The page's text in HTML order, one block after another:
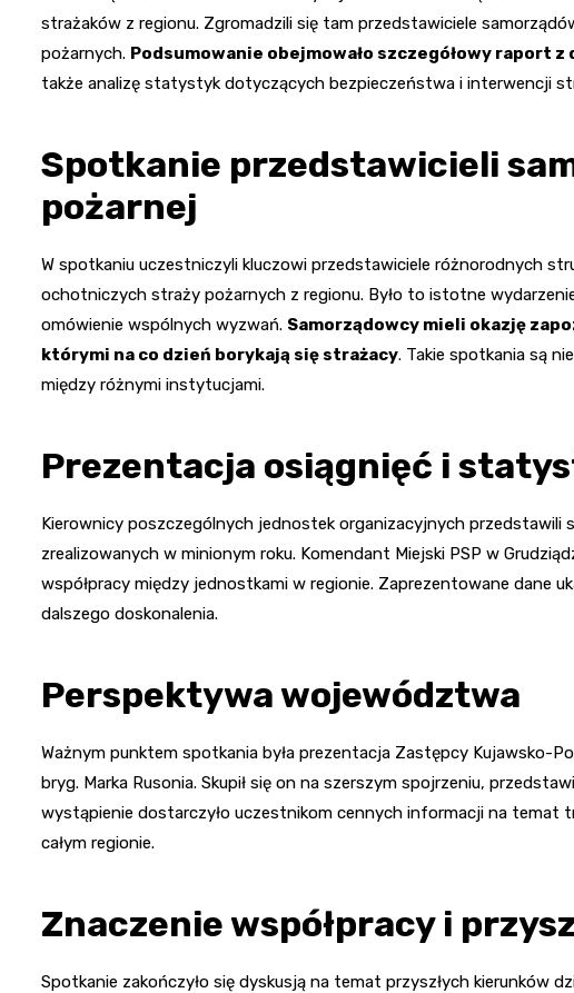
strażaków z regionu. Zgromadzili się tam przedstawiciele
pożarnych. Podsumowanie obejmowało szczegółowy raport
także analizę statystyk dotyczących bezpieczeństwa i interwencji
Spotkanie przedstawicieli
pożarnej
W spotkaniu uczestniczyli kluczowi przedstawiciele różnorodnych
ochotniczych straży pożarnych z regionu. Było to istotne
omówienie wspólnych wyzwań. Samorządowcy mieli okazję
którymi na co dzień borykają się strażacy. Takie spotkania są
między różnymi instytucjami.
Prezentacja osiągnięć i
Kierownicy poszczególnych jednostek organizacyjnych przedstawili
zrealizowanych w minionym roku. Komendant Miejski PSP w
współpracy między jednostkami w regionie. Zaprezentowane dane
dalszego doskonalenia.
Perspektywa województwa
Ważnym punktem spotkania była prezentacja Zastępcy Kujawsko-
bryg. Marka Rusonia. Skupił się on na szerszym spojrzeniu,
wystąpienie dostarczyło uczestnikom cennych informacji na temat
całym regionie.
Znaczenie współpracy i
Spotkanie zakończyło się dyskusją na temat przyszłych kierunków